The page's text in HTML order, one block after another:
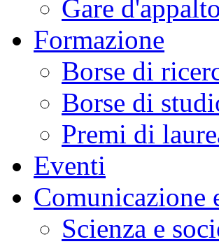
Gare d'appalto
Formazione
Borse di
Borse di
Premi di
Eventi
Comunicazione
Scienza e